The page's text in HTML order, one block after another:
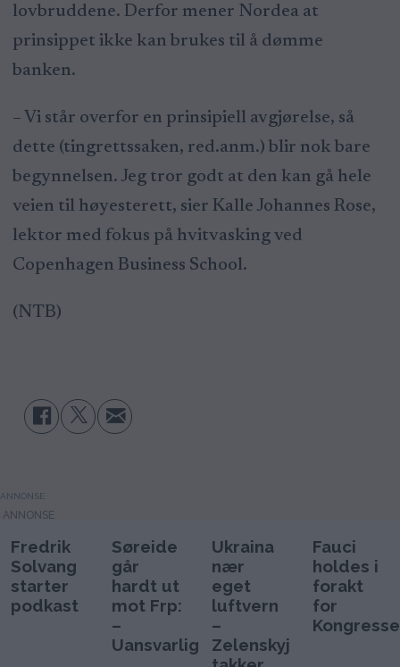
lovbruddene. Derfor mener Nordea at
prinsippet ikke kan brukes til å dømme
banken.
– Vi står overfor en prinsipiell avgjørelse, så
dette (tingrettssaken, red.anm.) blir nok bare
begynnelsen. Jeg tror godt at den kan gå hele
veien til høyesterett, sier Kalle Johannes Rose,
lektor med fokus på hvitvasking ved
Copenhagen Business School.
(NTB)
ANNONSE
Fredrik
Solvang
starter
podkast
Søreide
går
hardt ut
mot Frp:
–
Uansvarlig
Ukraina
nær
eget
luftvern
–
Zelenskyj
Fauci
holdes i
forakt
for